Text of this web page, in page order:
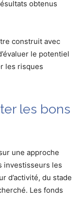
obtenus
construit avec
le potentiel
les risques
les bons
une approche
investisseurs les
d’activité, du stade
Les fonds